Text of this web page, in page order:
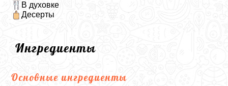
В духовке
Десерты
Ингредиенты
Основные ингредиенты